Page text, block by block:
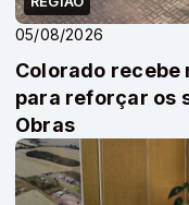
05/08/2026
Colorado recebe
para reforçar os
Obras